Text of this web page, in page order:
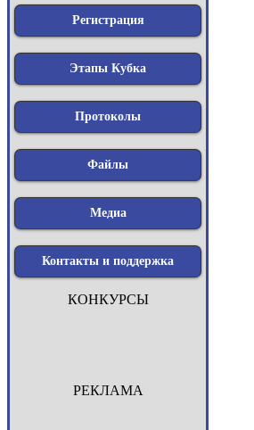
Регистрация
Этапы Кубка
Протоколы
Файлы
Медиа
Контакты и поддержка
КОНКУРСЫ
РЕКЛАМА